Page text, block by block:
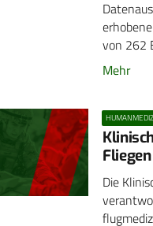
von 262
Mehr
Die